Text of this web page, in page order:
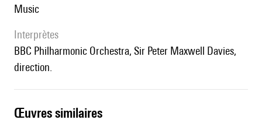
Music
interprètes
BBC Philharmonic Orchestra, Sir Peter Maxwell Davies,
direction.
œuvres similaires